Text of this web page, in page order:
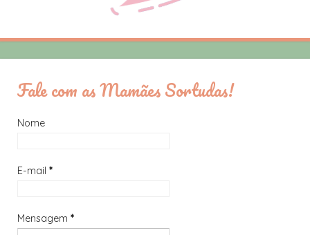
Fale com as Mamães Sortudas!
Nome
E-mail *
Mensagem *